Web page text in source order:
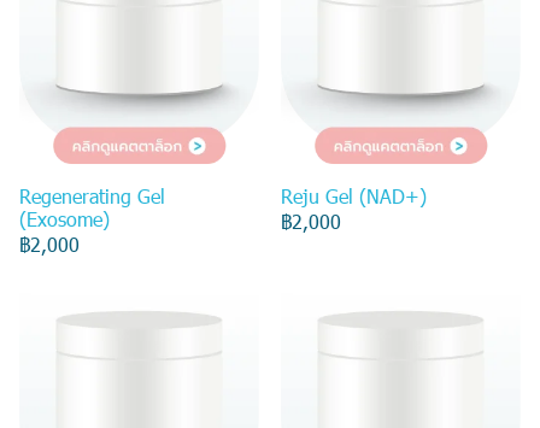
Regenerating Gel
(Exosome)
฿2,000
Reju Gel (NAD+)
฿2,000